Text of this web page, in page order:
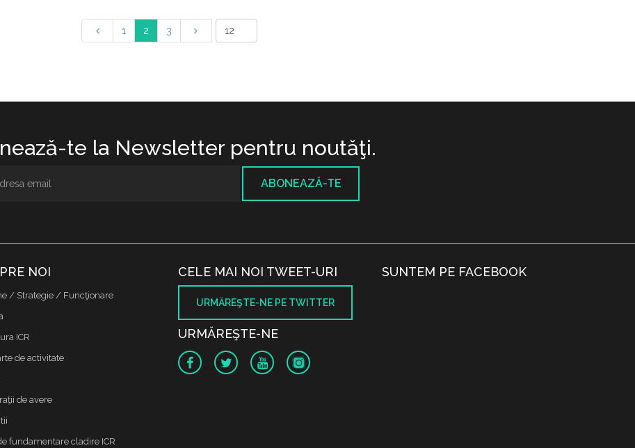
1 2 3
te la Newsletter pentru noutăţi.
ABONEAZĂ-TE
NOI
/ Strategie / Funcţionare
ICR
de activitate
de avere
fundamentare cladire ICR
CELE MAI NOI TWEET-URI
URMĂREŞTE-NE PE TWITTER
URMĂREŞTE-NE
SUNTEM PE FACEBOOK